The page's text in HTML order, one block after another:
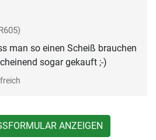
man so einen Scheiß brauchen
sogar gekauft ;-)
ANZEIGEN